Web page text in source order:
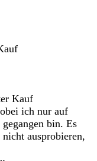
Kauf
ich nur auf
bin. Es
ausprobieren,